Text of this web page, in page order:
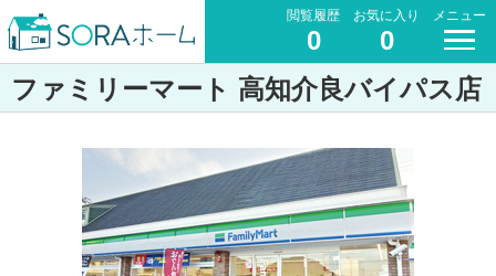
閲覧履歴
0
お気に入り
0
メニュー
ファミリーマート 高知介良バイパス店